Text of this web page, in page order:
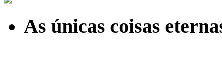
As únicas coisas